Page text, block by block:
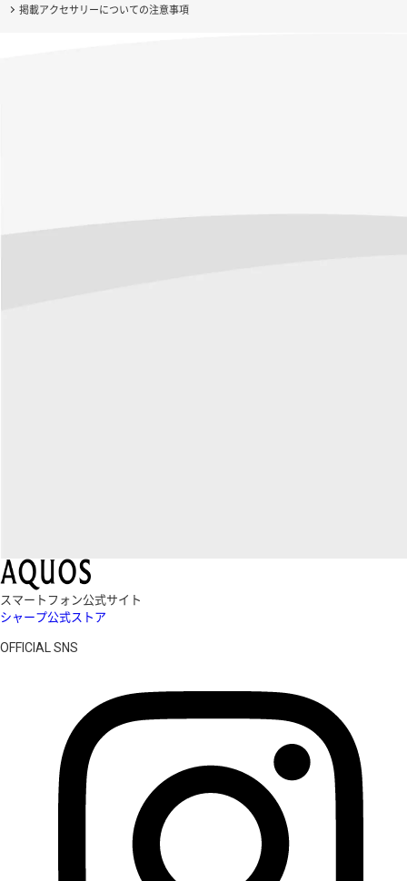
掲載アクセサリーについての注意事項
スマートフォン公式サイト
シャープ公式ストア
OFFICIAL SNS